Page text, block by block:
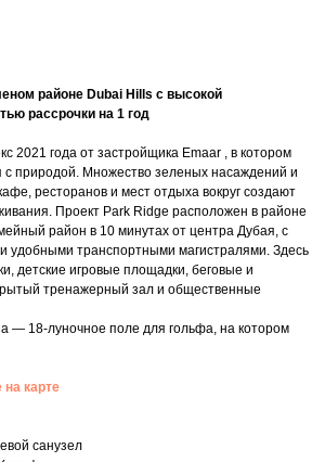
районе Dubai Hills с высокой
рассрочки на 1 год
2021 года от застройщика Emaar , в котором
с природой. Множество зеленых насаждений и
ресторанов и мест отдыха вокруг создают
Проект Park Ridge расположен в районе
район в 10 минутах от центра Дубая, с
удобными транспортными магистралями. Здесь
детские игровые площадки, беговые и
тренажерный зал и общественные
— 18-луночное поле для гольфа, на котором
карте
санузел